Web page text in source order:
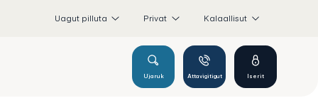
Uagut pilluta Privat Kalaallisut
Ujaruk Attavigitigut Iserit